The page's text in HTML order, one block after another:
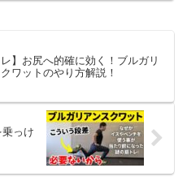
レ】お尻へ的確に効く！ブルガリ
ワットのやり方解説！
乗っけ